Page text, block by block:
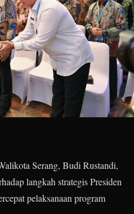
Serang, Budi Rustandi,
langkah strategis Presiden
pelaksanaan program